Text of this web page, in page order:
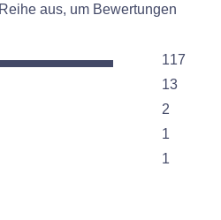
aus, um Bewertungen
117
117
13
13
2
2
1
1
1